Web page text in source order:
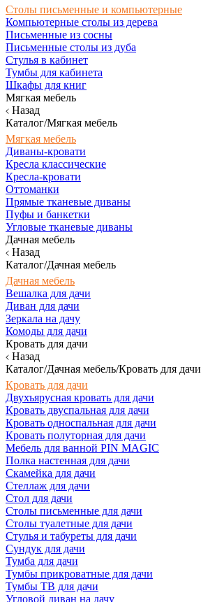
Столы письменные и компьютерные
Компьютерные столы из дерева
Письменные из сосны
Письменные столы из дуба
Стулья в кабинет
Тумбы для кабинета
Шкафы для книг
Мягкая мебель
Назад
Каталог/Мягкая мебель
Мягкая мебель
Диваны-кровати
Кресла классические
Кресла-кровати
Оттоманки
Прямые тканевые диваны
Пуфы и банкетки
Угловые тканевые диваны
Дачная мебель
Назад
Каталог/Дачная мебель
Дачная мебель
Вешалка для дачи
Диван для дачи
Зеркала на дачу
Комоды для дачи
Кровать для дачи
Назад
Каталог/Дачная мебель/Кровать для дачи
Кровать для дачи
Двухъярусная кровать для дачи
Кровать двуспальная для дачи
Кровать односпальная для дачи
Кровать полуторная для дачи
Мебель для ванной PIN MAGIC
Полка настенная для дачи
Скамейка для дачи
Стеллаж для дачи
Стол для дачи
Столы письменные для дачи
Столы туалетные для дачи
Стулья и табуреты для дачи
Сундук для дачи
Тумба для дачи
Тумбы прикроватные для дачи
Тумбы ТВ для дачи
Угловой диван на дачу